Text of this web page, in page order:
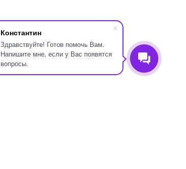
Константин
Здравствуйте! Готов помочь Вам.
Напишите мне, если у Вас появятся
вопросы.